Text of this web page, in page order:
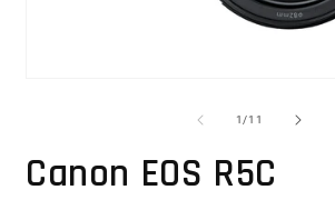
1 /de
11
Canon EOS R5C